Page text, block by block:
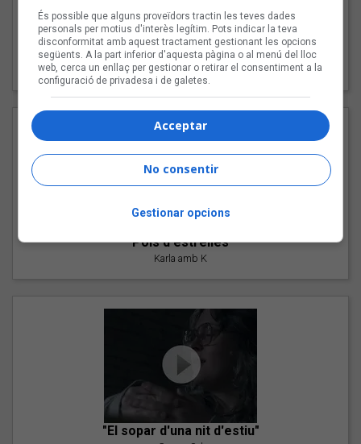
"Les cabres"
94 Rules amb Compte
"Pols d'estrelles"
Karla amb K
"El sopar d'una nit d'estiu"
És possible que alguns proveïdors tractin les teves dades
personals per motius d'interès legítim. Pots indicar la teva
disconformitat amb aquest tractament gestionant les opcions
següents. A la part inferior d'aquesta pàgina o al menú del lloc
web, cerca un enllaç per gestionar o retirar el consentiment a la
configuració de privadesa i de galetes.
Acceptar
No consentir
Gestionar opcions